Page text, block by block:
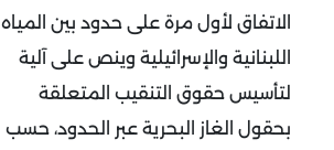
الاتفاق لأول مرة على حدود بين المياه
اللبنانية والإسرائيلية وينص على آلية
لتأسيس حقوق التنقيب المتعلقة
بحقول الغاز البحرية عبر الحدود، حسب